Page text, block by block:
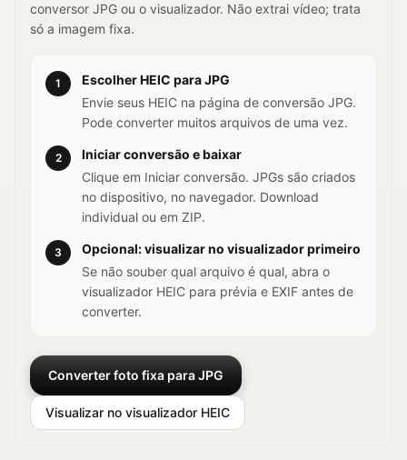
conversor JPG ou o visualizador. Não extrai vídeo; trata
só a imagem fixa.
1
Escolher HEIC para JPG
Envie seus HEIC na página de conversão JPG.
Pode converter muitos arquivos de uma vez.
2
Iniciar conversão e baixar
Clique em Iniciar conversão. JPGs são criados
no dispositivo, no navegador. Download
individual ou em ZIP.
3
Opcional: visualizar no visualizador primeiro
Se não souber qual arquivo é qual, abra o
visualizador HEIC para prévia e EXIF antes de
converter.
Converter foto fixa para JPG
Visualizar no visualizador HEIC